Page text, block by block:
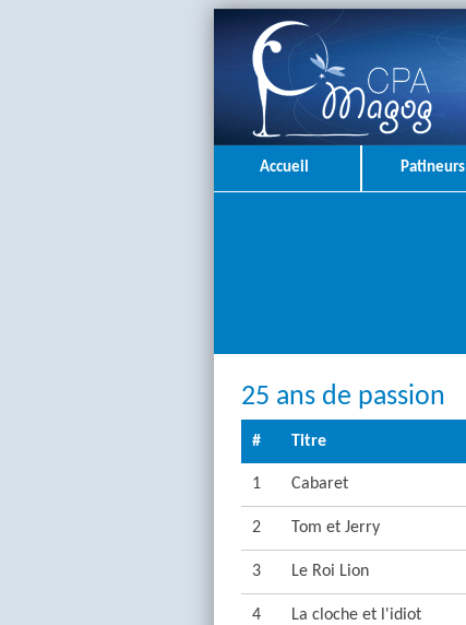
Accueil Patineurs
25 ans de passion
# Titre
1 Cabaret
2 Tom et Jerry
3 Le Roi Lion
4 La cloche et l'idiot